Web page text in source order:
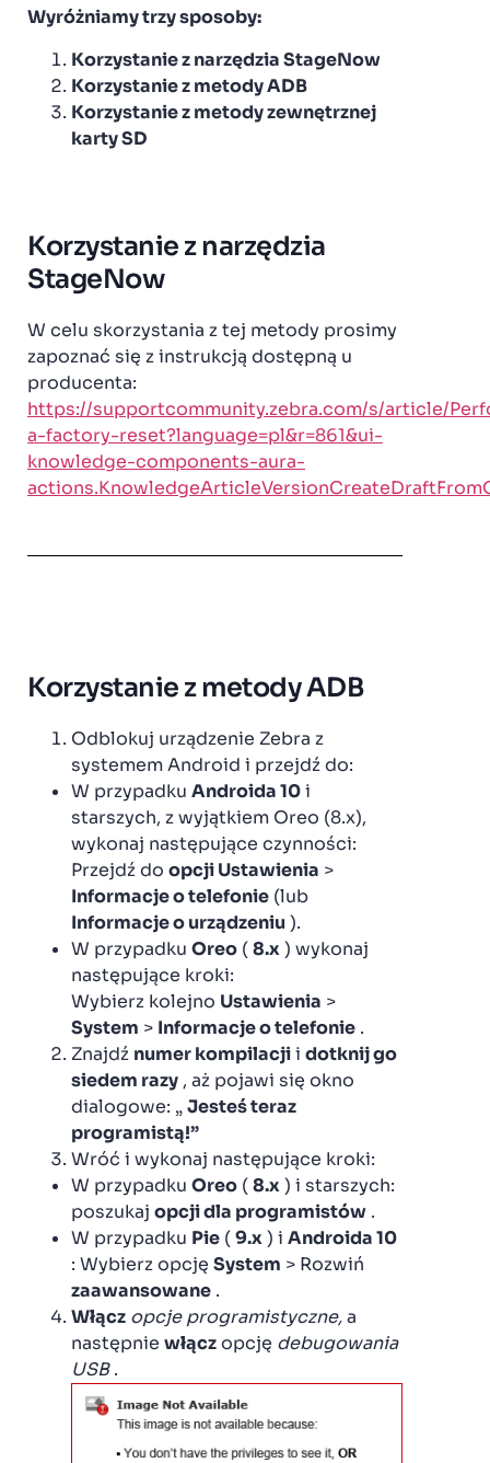
Wyróżniamy trzy sposoby:
Korzystanie z narzędzia StageNow
Korzystanie z metody ADB
Korzystanie z metody zewnętrznej
karty SD
Korzystanie z narzędzia
StageNow
W celu skorzystania z tej metody prosimy
zapoznać się z instrukcją dostępną u
producenta:
https://supportcommunity.zebra.com/s/article/
a-factory-reset?language=pl&r=861&ui-
knowledge-components-aura-
Korzystanie z metody ADB
Odblokuj urządzenie Zebra z
systemem Android i przejdź do:
W przypadku Androida 10i
starszych, z wyjątkiem Oreo (8.x),
wykonaj następujące czynności:
Przejdź do opcji Ustawienia >
Informacje o telefonie (lub
Informacje o urządzeniu).
W przypadku Oreo (8.x) wykonaj
następujące kroki:
Wybierz kolejno Ustawienia >
System > Informacje o telefonie .
Znajdź numer kompilacjii dotknij go
siedem razy , aż pojawi się okno
dialogowe: „Jesteś teraz
programistą!”
Wróć i wykonaj następujące kroki:
W przypadku Oreo (8.x) i starszych:
poszukaj opcji dla programistów .
W przypadku Pie (9.x) i Androida 10
: Wybierz opcję System > Rozwiń
zaawansowane .
Włącz opcje programistyczne,a
następnie włączopcję debugowania
USB.